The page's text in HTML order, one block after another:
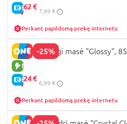
E-KAINA
5,62 €
7,49 €
Perkant papildomą prekę internetu
-25%
NAUJA PREKĖ
E-KAINA
JADORE blizgi masė "Glossy",
5,24 €
6,99 €
Perkant papildomą prekę internetu